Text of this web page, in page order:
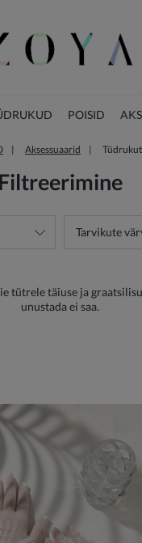
POISID
Aksessuaarid
Filtreerimine
Tarvikute
tütrele täiuse ja
unustada ei saa.